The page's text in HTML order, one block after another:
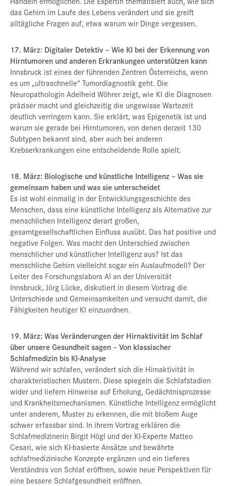
das Gehirn im Laufe des Lebens verändert und sie greift
alltägliche Fragen auf, etwa warum wir Dinge vergessen.
17. März: Digitaler Detektiv – Wie KI bei der Erkennung von
Hirntumoren und anderen Erkrankungen unterstützen kann
Innsbruck ist eines der führenden Zentren Österreichs, wenn
es um „ultraschnelle“ Tumordiagnostik geht. Die
Neuropathologin Adelheid Wöhrer zeigt, wie KI die Diagnosen
präziser macht und gleichzeitig die ungewisse Wartezeit
deutlich verringern kann. Sie erklärt, was Epigenetik ist und
warum sie gerade bei Hirntumoren, von denen derzeit 130
Subtypen bekannt sind, aber auch bei anderen
Krebserkrankungen eine entscheidende Rolle spielt.
18. März: Biologische und künstliche Intelligenz – Was sie
gemeinsam haben und was sie unterscheidet
Es ist wohl einmalig in der Entwicklungsgeschichte des
Menschen, dass eine künstliche Intelligenz als Alternative zur
menschlichen Intelligenz derart großen,
gesamtgesellschaftlichen Einfluss ausübt. Das hat positive und
negative Folgen. Was macht den Unterschied zwischen
menschlicher und künstlicher Intelligenz aus? Ist das
menschliche Gehirn vielleicht sogar ein Auslaufmodell? Der
Leiter des Forschungslabors AI an der Universität
Innsbruck, Jörg Lücke, diskutiert in diesem Vortrag die
Unterschiede und Gemeinsamkeiten und versucht damit, die
Fähigkeiten heutiger KI einzuordnen.
19. März: Was Veränderungen der Hirnaktivität im Schlaf
über unsere Gesundheit sagen – Von klassischer
Schlafmedizin bis KI-Analyse
Während wir schlafen, verändert sich die Hirnaktivität in
charakteristischen Mustern. Diese spiegeln die Schlafstadien
wider und liefern Hinweise auf Erholung, Gedächtnisprozesse
und Krankheitsmechanismen. Künstliche Intelligenz ermöglicht
unter anderem, Muster zu erkennen, die mit bloßem Auge
schwer erfassbar sind. In ihrem Vortrag erklären die
Schlafmedizinerin Birgit Högl und der KI-Experte Matteo
Cesari, wie sich KI-basierte Ansätze und bewährte
schlafmedizinische Konzepte ergänzen und ein tieferes
Verständnis von Schlaf eröffnen, sowie neue Perspektiven für
eine bessere Schlafgesundheit eröffnen.